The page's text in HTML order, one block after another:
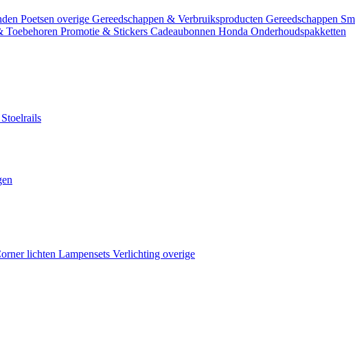
Poetsen overige Gereedschappen & Verbruiksproducten Gereedschappen
Toebehoren Promotie & Stickers Cadeaubonnen Honda Onderhoudspakketten
Stoelrails
lichten Lampensets Verlichting overige